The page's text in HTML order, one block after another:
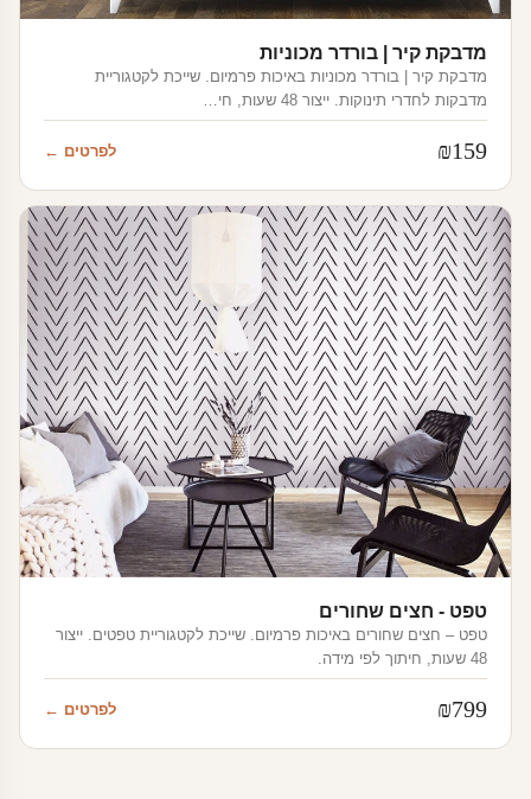
מדבקת קיר | בורדר מכוניות
מדבקת קיר | בורדר מכוניות באיכות פרמיום. שייכת לקטגוריית
מדבקות לחדרי תינוקות. ייצור 48 שעות, חי…
₪159 לפרטים ←
טפט - חצים שחורים
טפט – חצים שחורים באיכות פרמיום. שייכת לקטגוריית טפטים. ייצור
48 שעות, חיתוך לפי מידה.
₪799 לפרטים ←